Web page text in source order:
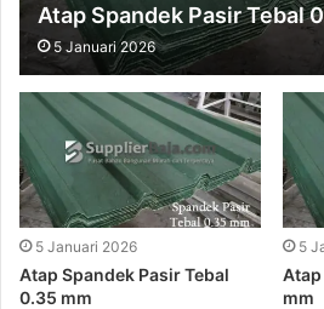
Atap Spandek Pasir Tebal
5 Januari 2026
5 Januari 2026
Atap Spandek Pasir Tebal
0.35 mm
5
Atap
mm